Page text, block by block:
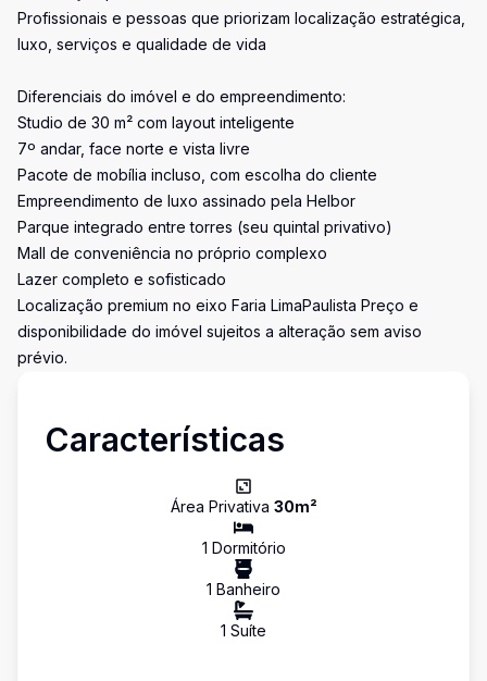
Profissionais e pessoas que priorizam localização estratégica,
luxo, serviços e qualidade de vida
Diferenciais do imóvel e do empreendimento:
Studio de 30 m² com layout inteligente
7º andar, face norte e vista livre
Pacote de mobília incluso, com escolha do cliente
Empreendimento de luxo assinado pela Helbor
Parque integrado entre torres (seu quintal privativo)
Mall de conveniência no próprio complexo
Lazer completo e sofisticado
Localização premium no eixo Faria LimaPaulista Preço e
disponibilidade do imóvel sujeitos a alteração sem aviso
prévio.
Características
Área Privativa 30m²
1 Dormitório
1 Banheiro
1 Suíte